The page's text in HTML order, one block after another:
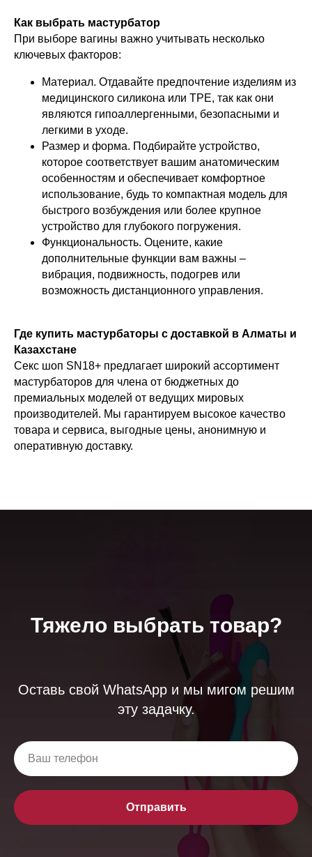
Как выбрать мастурбатор
При выборе вагины важно учитывать несколько
ключевых факторов:
Материал. Отдавайте предпочтение изделиям из
медицинского силикона или TPE, так как они
являются гипоаллергенными, безопасными и
легкими в уходе.
Размер и форма. Подбирайте устройство,
которое соответствует вашим анатомическим
особенностям и обеспечивает комфортное
использование, будь то компактная модель для
быстрого возбуждения или более крупное
устройство для глубокого погружения.
Функциональность. Оцените, какие
дополнительные функции вам важны –
вибрация, подвижность, подогрев или
возможность дистанционного управления.
Где купить мастурбаторы с доставкой в Алматы и
Казахстане
Секс шоп SN18+ предлагает широкий ассортимент
мастурбаторов для члена от бюджетных до
премиальных моделей от ведущих мировых
производителей. Мы гарантируем высокое качество
товара и сервиса, выгодные цены, анонимную и
оперативную доставку.
Тяжело выбрать товар?
Оставь свой WhatsApp и мы мигом решим
эту задачку.
Отправить